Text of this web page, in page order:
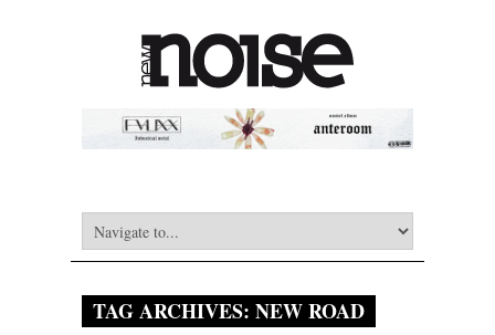
TAG ARCHIVES: NEW ROAD